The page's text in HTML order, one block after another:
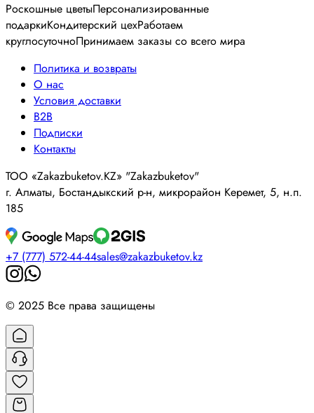
Роскошные цветыПерсонализированные
подаркиКондитерский цехРаботаем
круглосуточноПринимаем заказы со всего мира
Политика и возвраты
О нас
Условия доставки
B2B
Подписки
Контакты
ТОО «Zakazbuketov.KZ» "Zakazbuketov"
г. Алматы, Бостандыкский р-н, микрорайон Керемет, 5, н.п.
185
+7 (777) 572-44-44sales@zakazbuketov.kz
© 2025 Все права защищены